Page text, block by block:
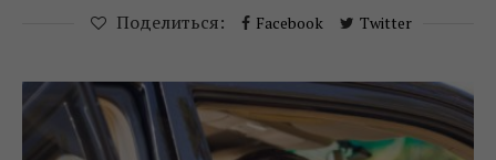
Поделиться: Facebook Twitter